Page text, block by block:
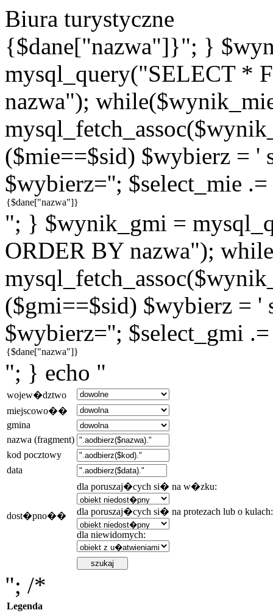
Biura turystyczne
{$dane["nazwa"]}"; }
mysql_query("SELECT *
nazwa");
($mie==$sid) $wybierz = '
$wybierz=''; $select_mie
"; } $wynik_gmi =
ORDER BY nazwa");
($gmi==$sid) $wybierz = '
$wybierz=''; $select_gmi
"; } echo "
wojew�dztwo
miejscowo��
gmina
nazwa (fragment)
kod pocztowy
data
dost�pno��
dla poruszaj�cych si� na w�zku:
dla poruszaj�cych si� na protezach lub o kulach:
dla niewidomych:
"; /*
Legenda